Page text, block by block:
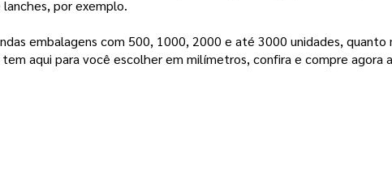
por exemplo.
embalagens com 500, 1000, 2000 e até 3000 unidades,
tem aqui para você escolher em milímetros, confira e compre agora